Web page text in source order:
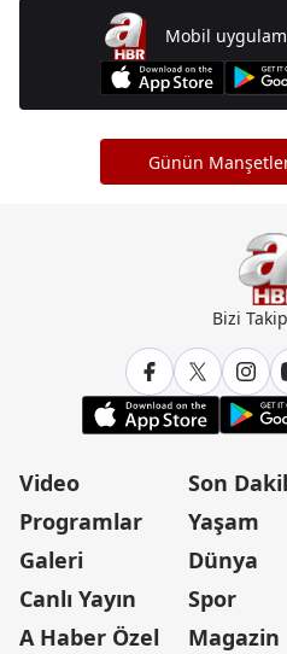
Mobil
Günün
Bizi
Video
Programlar
Galeri
Canlı Yayın
A Haber Özel
Son
Yaşam
Dünya
Spor
Magazin